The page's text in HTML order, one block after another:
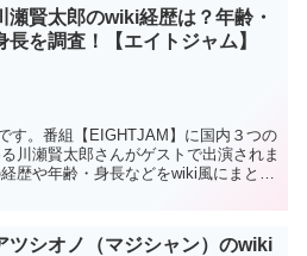
瀬賢太郎のwiki経歴は？年齢・
長を調査！【エイトジャム】
す。番組【EIGHTJAM】に国内３つの
川瀬賢太郎さんがゲストで出演されま
歴や年齢・身長などをwiki風にまとめ
ツシオノ（マジシャン）のwiki